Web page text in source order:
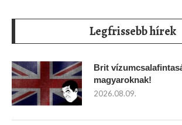
Legfrissebb hírek
Brit
magyaroknak!
2026.08.09.